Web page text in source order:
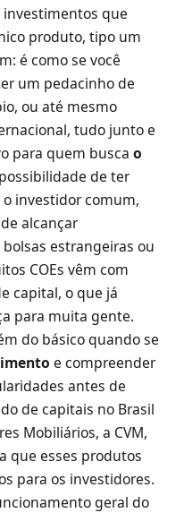
que
produto, tipo um
é como se você
um pedacinho de
ou até mesmo
tudo junto e
para quem busca o
de ter
investidor comum,
alcançar
estrangeiras ou
COEs vêm com
capital, o que já
para muita gente.
do básico quando se
e compreender
antes de
de capitais no Brasil
Mobiliários, a CVM,
que esses produtos
para os investidores.
geral do